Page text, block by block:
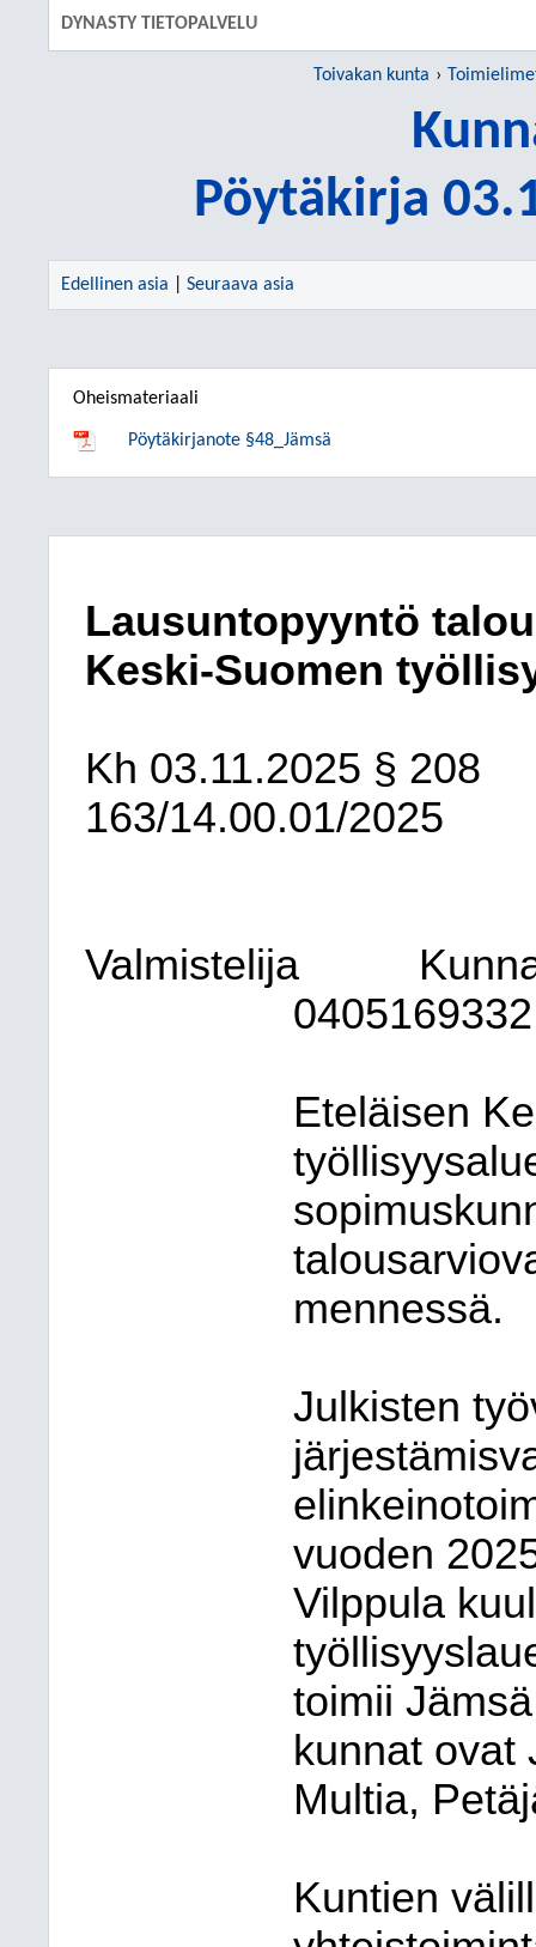
DYNASTY TIETOPALVELU
Toivakan kunta
Pöytäkirja
Edellinen asia Seuraava asia
Oheismateriaali
Pöytäkirjanote §48_Jämsä
Lausuntopyyntö
Keski-Suomen
Kh 03.11.2025 § 208
163/14.00.01/2025
Valmistelija
0405169332
Eteläisen
mennessä.
Julkisten
vuoden
Vilppula
toimii
kunnat ovat
Multia,
Kuntien